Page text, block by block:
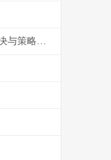
第八届王者荣耀总决赛全面解析：精妙对决与策略运用